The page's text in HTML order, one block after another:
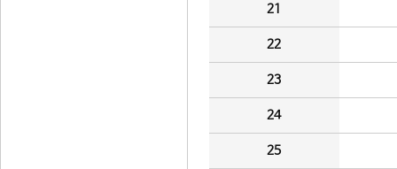
21
22
23
24
25